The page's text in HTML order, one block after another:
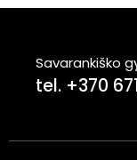
Savarankiško
tel. +370